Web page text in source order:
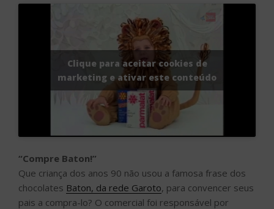
Clique para aceitar cookies de
marketing e ativar este conteúdo
“Compre Baton!”
Que criança dos anos 90 não usou a famosa frase dos
chocolates Baton, da rede Garoto, para convencer seus
pais a compra-lo? O comercial foi responsável por